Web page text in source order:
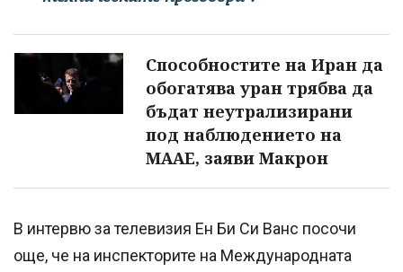
Способностите на Иран да
обогатява уран трябва да
бъдат неутрализирани
под наблюдението на
МААЕ, заяви Макрон
В интервю за телевизия Ен Би Си Ванс посочи
още, че на инспекторите на Международната